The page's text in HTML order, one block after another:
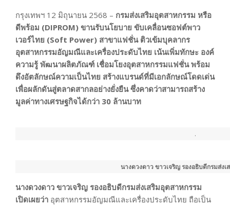
กรุงเทพฯ 12 มิถุนายน 2568 – กรมส่งเสริมอุตสาหกรรม หรือ
ดีพร้อม (DIPROM) ขานรับนโยบาย ขับเคลื่อนซอฟต์พาว
เวอร์ไทย (Soft Power) สาขาแฟชั่น ติวเข้มบุคลากร
อุตสาหกรรมอัญมณีและเครื่องประดับไทย เน้นเพิ่มทักษะ องค์
ความรู้ พัฒนาผลิตภัณฑ์ เชื่อมโยงอุตสาหกรรมแฟชั่น พร้อม
ดึงอัตลักษณ์ความเป็นไทย สร้างแบรนด์ที่มีเอกลักษณ์โดดเด่น
เพื่อผลักดันสู่ตลาดสากลอย่างยั่งยืน ซึ่งคาดว่าสามารถสร้าง
มูลค่าทางเศรษฐกิจได้กว่า 30 ล้านบาท
.
นางดวงดาว ขาวเจริญ รองอธิบดีกรมส่งเ
นางดวงดาว ขาวเจริญ รองอธิบดีกรมส่งเสริมอุตสาหกรรม
เปิดเผยว่า อุตสาหกรรมอัญมณีและเครื่องประดับไทย ถือเป็น